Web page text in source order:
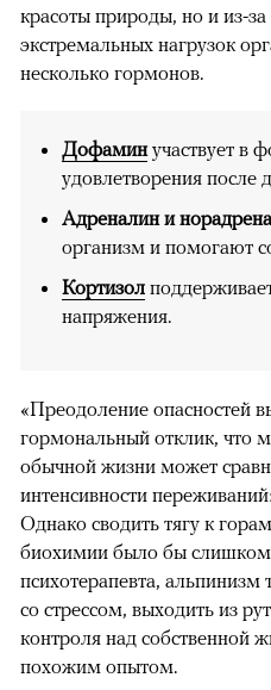
красоты природы, но и из-
экстремальных нагрузок
несколько гормонов.
Дофаминучаствует в
удовлетворения после
Адреналин и
организм и помогают
Кортизол
напряжения.
«Преодоление опасностей
гормональный отклик, что
обычной жизни может
интенсивности
Однако сводить тягу к
биохимии было бы
психотерапевта, альпинизм
со стрессом, выходить из
контроля над собственной
похожим опытом.